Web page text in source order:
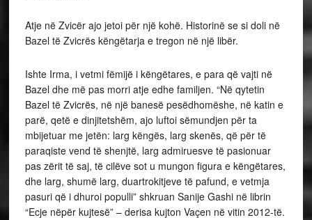
Atje në Zvicër ajo jetoi për një kohë. Historinë se si doli në
Bazel të Zvicrës këngëtarja e tregon në një libër.
Ishte Irma, i vetmi fëmijë i këngëtares, e para që vajti në
Bazel dhe më pas morri atje edhe familjen. “Në qytetin
Bazel të Zvicrës, në një banesë pesëdhomëshe, në katin e
parë, qetë e dinjitetshëm, ajo luftoi sëmundjen për ta
mbijetuar me jetën: larg këngës, larg skenës, që për të
paraqiste vend të shenjtë, larg admiruesve të pasionuar
pas zërit të saj, të cilëve sot u mungon figura e këngëtares,
dhe larg, shumë larg, duartrokitjeve të pafund, e vetmja
pasuri që i dhuroi populli” shkruan Sanije Gashi në librin
“Ecje nëpër kujtesë” – derisa kujton Vaçen në vitin 2012-të.